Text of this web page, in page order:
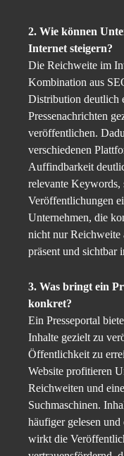
2. Wie können
Internet steigern?
Die Reichweite im
Kombination aus
Distribution deutlich
Pressenachrichten
veröffentlichen.
verschiedenen
Auffindbarkeit
relevante Keywords,
Veröffentlichungen
Unternehmen, die
nicht nur Reichweite
präsent und sichtbar
3. Was bringt ein
konkret?
Ein Presseportal
Inhalte gezielt zu
Öffentlichkeit zu
Website profitieren
Reichweiten und
Suchmaschinen.
häufiger gelesen
wirkt die